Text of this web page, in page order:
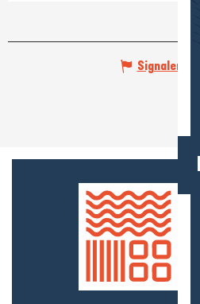
Signaler